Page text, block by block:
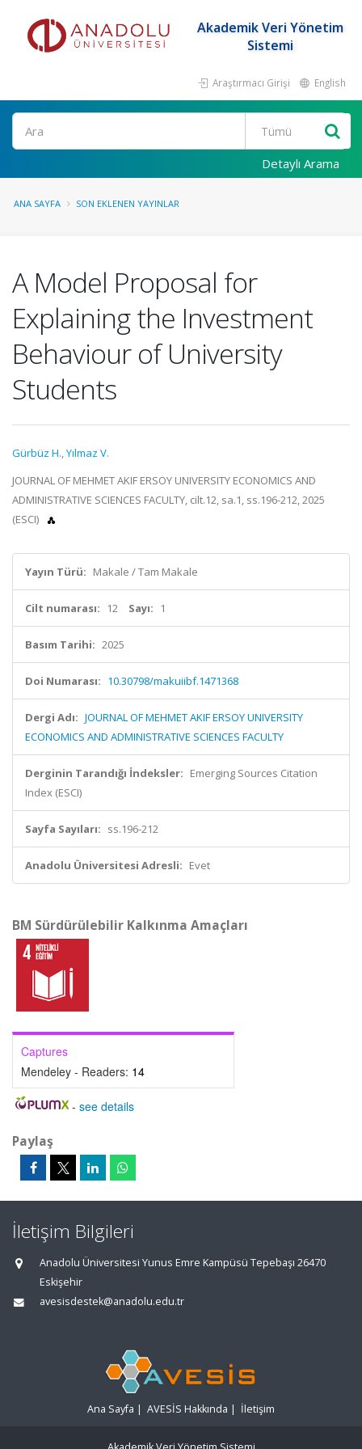
Akademik Veri Yönetim
Sistemi
Araştırmacı Girişi English
Ara
Detaylı Arama
ANA SAYFA SON EKLENEN YAYINLAR
A Model Proposal for
Explaining the Investment
Behaviour of University
Students
Gürbüz H.,Yılmaz V.
JOURNAL OF MEHMET AKIF ERSOY UNIVERSITY ECONOMICS AND
ADMINISTRATIVE SCIENCES FACULTY, cilt.12, sa.1, ss.196-212, 2025
(ESCI)
Yayın Türü: Makale / Tam Makale
Cilt numarası: 12 Sayı: 1
Basım Tarihi: 2025
Doi Numarası: 10.30798/makuiibf.1471368
Dergi Adı: JOURNAL OF MEHMET AKIF ERSOY UNIVERSITY
ECONOMICS AND ADMINISTRATIVE SCIENCES FACULTY
Derginin Tarandığı İndeksler: Emerging Sources Citation
Index (ESCI)
Sayfa Sayıları: ss.196-212
Anadolu Üniversitesi Adresli: Evet
BM Sürdürülebilir Kalkınma Amaçları
Captures
Mendeley - Readers: 14
- see details
Paylaş
İletişim Bilgileri
Anadolu Üniversitesi Yunus Emre Kampüsü Tepebaşı 26470
Eskişehir
avesisdestek@anadolu.edu.tr
Ana Sayfa | AVESİS Hakkında | İletişim